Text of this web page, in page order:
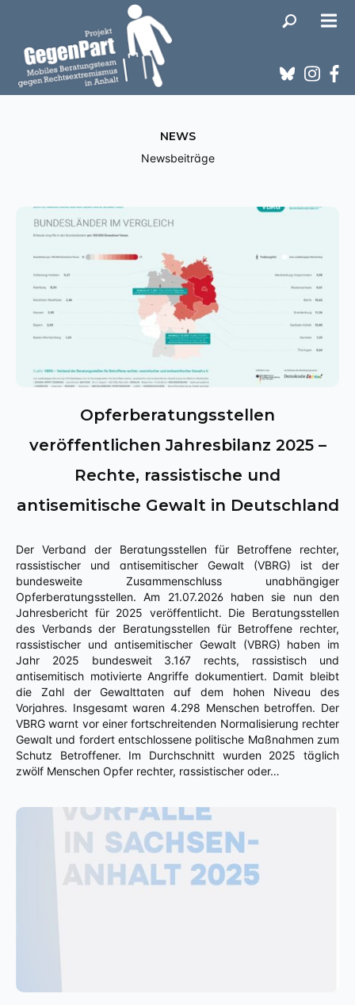
NEWS
Newsbeiträge
Opferberatungsstellen
veröffentlichen Jahresbilanz 2025 –
Rechte, rassistische und
antisemitische Gewalt in Deutschland
Der Verband der Beratungsstellen für Betroffene rechter,
rassistischer und antisemitischer Gewalt (VBRG) ist der
bundesweite Zusammenschluss unabhängiger
Opferberatungsstellen. Am 21.07.2026 haben sie nun den
Jahresbericht für 2025 veröffentlicht. Die Beratungsstellen
des Verbands der Beratungsstellen für Betroffene rechter,
rassistischer und antisemitischer Gewalt (VBRG) haben im
Jahr 2025 bundesweit 3.167 rechts, rassistisch und
antisemitisch motivierte Angriffe dokumentiert. Damit bleibt
die Zahl der Gewalttaten auf dem hohen Niveau des
Vorjahres. Insgesamt waren 4.298 Menschen betroffen. Der
VBRG warnt vor einer fortschreitenden Normalisierung rechter
Gewalt und fordert entschlossene politische Maßnahmen zum
Schutz Betroffener. Im Durchschnitt wurden 2025 täglich
zwölf Menschen Opfer rechter, rassistischer oder…